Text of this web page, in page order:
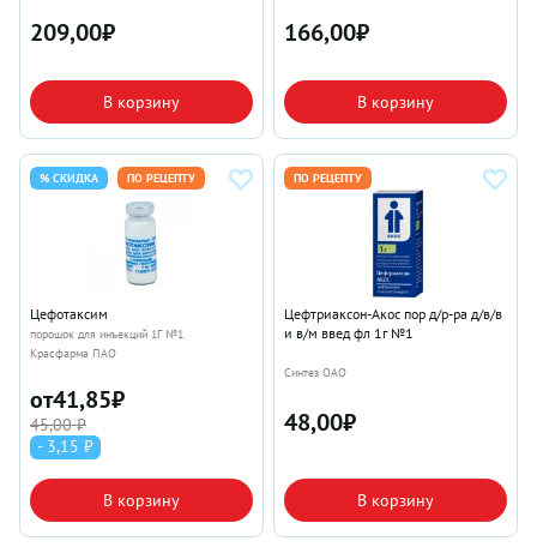
209,00₽
В корзину
166,00₽
В корзину
% СКИДКА ПО РЕЦЕПТУ
Цефотаксим
порошок для инъекций 1Г №1
Красфарма ПАО
от41,85₽
45,00 ₽
- 3,15 ₽
В корзину
ПО РЕЦЕПТУ
Цефтриаксон-Акос пор д/р-ра д/в/в
и в/м введ фл 1г №1
Синтез ОАО
48,00₽
В корзину